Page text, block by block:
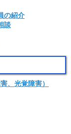
の紹介
談
、光覚障害）